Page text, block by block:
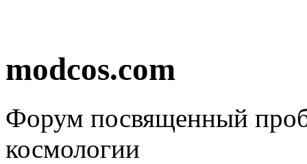
modcos.com
Форум посвященный
космологии